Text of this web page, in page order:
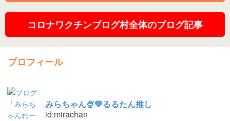
コロナワクチンブログ村全体のブログ記事
プロフィール
みらちゃん🍨💚るるたん推し
id:mirachan